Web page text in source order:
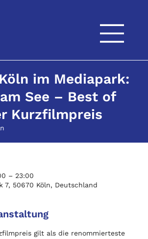
im Mediapark:
See – Best of
Kurzfilmpreis
– 23:00
7, 50670 Köln, Deutschland
gilt als die renommierteste